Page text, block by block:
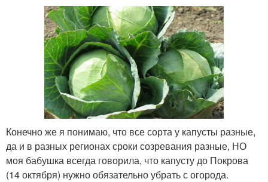
Конечно же я понимаю, что все сорта у капусты разные,
да и в разных регионах сроки созревания разные, НО
моя бабушка всегда говорила, что капусту до Покрова
(14 октября) нужно обязательно убрать с огорода.